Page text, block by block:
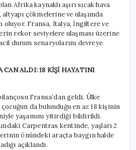
etti:
Fransa’da
can
kayıpları
var,
İngiltere
kırmızı
Afrika kaynaklı aşırı sıcak hava
altyapı çökmelerine ve ulaşımda
oluyor. Fransa, İtalya, İngiltere ve
rekor seviyelere ulaşması üzerine
durum senaryolarını devreye
CAN ALDI: 18 KİŞİ HAYATINI
Fransa’dan geldi. Ülke
da bulunduğu en az 18 kişinin
yaşamını yitirdiği bildirildi.
Carpentras kentinde, yaşları 2
önündeki araçta baygın halde
açıklandı.